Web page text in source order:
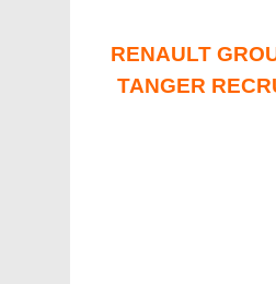
RENAULT
TANGER